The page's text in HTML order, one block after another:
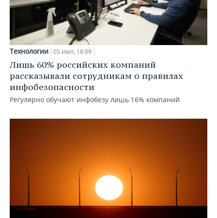
Технологии 05 июл, 18:09
Лишь 60% российских компаний
рассказывали сотрудникам о правилах
инфобезопасности
Регулярно обучают инфобезу лишь 16% компаний